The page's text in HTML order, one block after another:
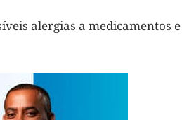
alergias a medicamentos